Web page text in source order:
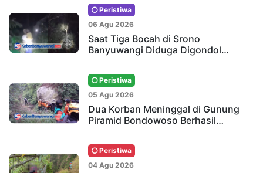
Peristiwa
06 Agu 2026
Saat Tiga Bocah di Srono
Banyuwangi Diduga Digondol…
Peristiwa
05 Agu 2026
Dua Korban Meninggal di Gunung
Piramid Bondowoso Berhasil…
Peristiwa
04 Agu 2026